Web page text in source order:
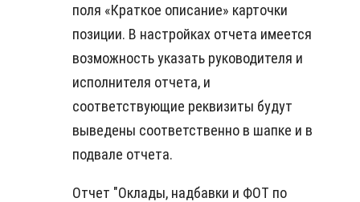
поля «Краткое описание» карточки
позиции. В настройках отчета имеется
возможность указать руководителя и
исполнителя отчета, и
соответствующие реквизиты будут
выведены соответственно в шапке и в
подвале отчета.
Отчет "Оклады, надбавки и ФОТ по